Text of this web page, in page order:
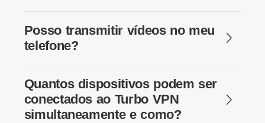
Posso transmitir vídeos no meu
telefone?
Quantos dispositivos podem ser
conectados ao Turbo VPN
simultaneamente e como?